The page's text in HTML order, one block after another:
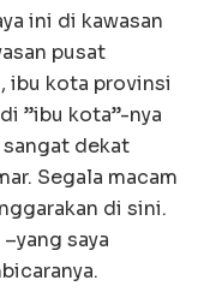
ini di kawasan
pusat
ibu kota provinsi
”ibu kota”-nya
sangat dekat
Segala macam
di sini.
saya